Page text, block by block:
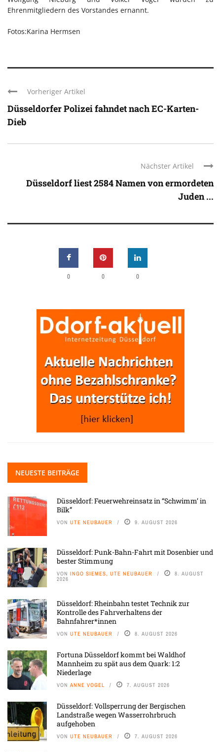
Ehrenmitgliedern des Vorstandes ernannt.
Fotos:Karina Hermsen
Vorheriger Artikel
Düsseldorfer Polizei fahndet nach EC-Karten-
Dieb
Nächster Artikel
Düsseldorf liest 2584 Namen von ermordeten
Juden ...
0 0 0
NEUESTE BEITRÄGE
Düsseldorf: Feuerwehreinsatz in “Schwimm’ in
Bilk”
VON UTE NEUBAUER 9. AUGUST 2026
Düsseldorf: Punk-Bahn-Fahrt mit Dosenbier und
bester Stimmung
VON INGO SIEMES, UTE NEUBAUER 8. AUGUST
2026
Düsseldorf: Rheinbahn testet Technik zur
Kontrolle des Fahrverhaltens der
Bahnfahrer*innen
VON UTE NEUBAUER 8. AUGUST 2026
Fortuna Düsseldorf kommt bei Waldhof
Mannheim zu spät aus dem Quark: 1:2
Niederlage
VON ANNE VOGEL 7. AUGUST 2026
Düsseldorf: Vollsperrung der Bergischen
Landstraße wegen Wasserrohrbruch
aufgehoben
VON UTE NEUBAUER 7. AUGUST 2026